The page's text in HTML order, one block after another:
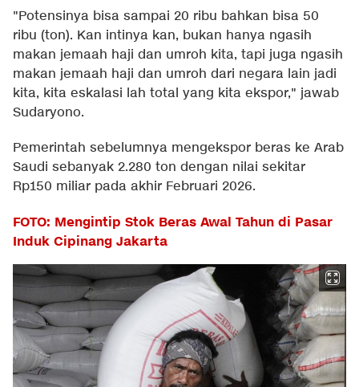
"Potensinya bisa sampai 20 ribu bahkan bisa 50
ribu (ton). Kan intinya kan, bukan hanya ngasih
makan jemaah haji dan umroh kita, tapi juga ngasih
makan jemaah haji dan umroh dari negara lain jadi
kita, kita eskalasi lah total yang kita ekspor," jawab
Sudaryono.
Pemerintah sebelumnya mengekspor beras ke Arab
Saudi sebanyak 2.280 ton dengan nilai sekitar
Rp150 miliar pada akhir Februari 2026.
FOTO: Mengintip Stok Beras Awal Tahun di Pasar
Induk Cipinang Jakarta